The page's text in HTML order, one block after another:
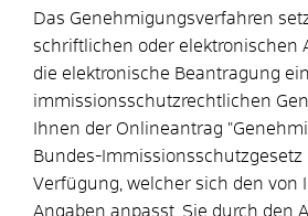
Das Genehmigungsverfahren
schriftlichen oder elektronischen
die elektronische Beantragung
immissionsschutzrechtlichen
Ihnen der Onlineantrag
Bundes-
Verfügung, welcher sich den von
Angaben anpasst, Sie durch den